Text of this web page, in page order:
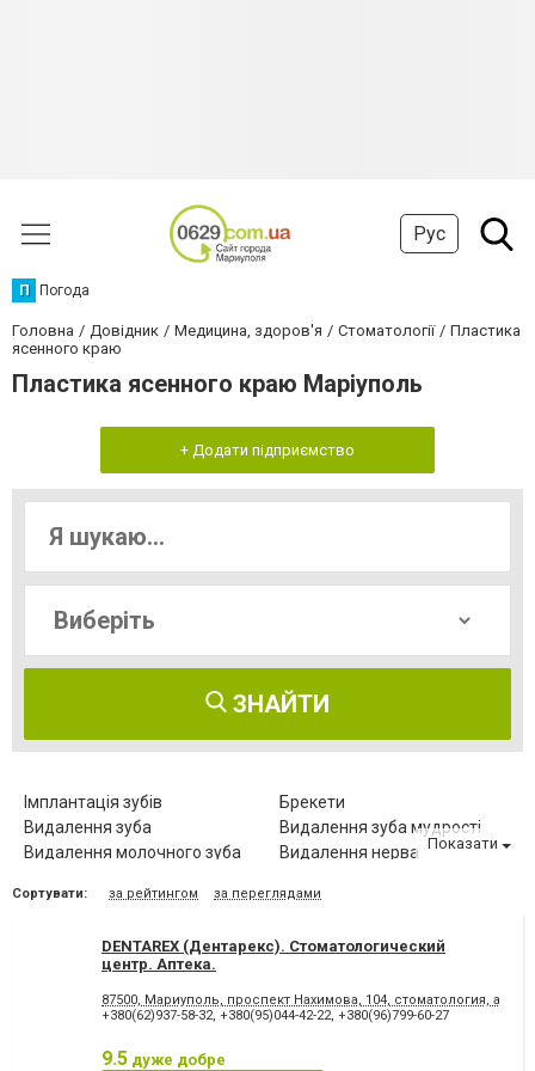
Рус
П Погода
Головна Довідник Медицина, здоров'я Стоматології
Пластика
ясенного краю
Пластика ясенного краю Маріуполь
+ Додати підприємство
ЗНАЙТИ
Імплантація зубів
Брекети
Видалення зуба
Видалення зуба мудрості
Видалення молочного зуба
Видалення нерва
Відбілювання зубів
Вініри
Діагностика зубів
Елайнери
Естетична реставрація
Зубні протези
Клиновидний дефект зубів
Комп'ютерна томографія
Коронка безметалова
Показати
Сортувати: за рейтингом за переглядами
DENTAREX (Дентарекс). Cтоматологический
центр. Аптeкa.
87500, Мариуполь, проспект Нахимова, 104, стоматология,
+380(62)937-58-32, +380(95)044-42-22, +380(96)799-60-27
9.5 дуже добре